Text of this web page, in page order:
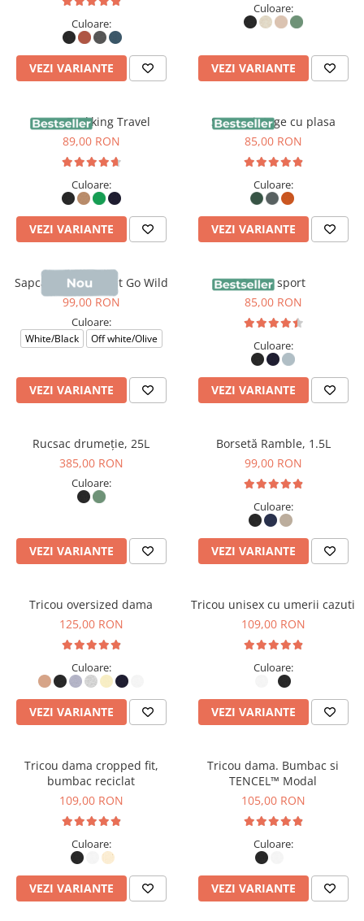
Culoare:
VEZI VARIANTE
Culoare:
VEZI VARIANTE
Sapca Trekking Travel
89,00 RON
Culoare:
VEZI VARIANTE
Sapca vintage cu plasa
85,00 RON
Culoare:
VEZI VARIANTE
Sapca Darwin, print Go Wild
99,00 RON
Culoare:
White/Black Off white/Olive
VEZI VARIANTE
Sapca sport
85,00 RON
Culoare:
VEZI VARIANTE
Rucsac drumeție, 25L
385,00 RON
Culoare:
VEZI VARIANTE
Borsetă Ramble, 1.5L
99,00 RON
Culoare:
VEZI VARIANTE
Tricou oversized dama
125,00 RON
Culoare:
VEZI VARIANTE
Tricou unisex cu umerii cazuti
109,00 RON
Culoare:
VEZI VARIANTE
Tricou dama cropped fit,
bumbac reciclat
109,00 RON
Culoare:
VEZI VARIANTE
Tricou dama. Bumbac si
TENCEL™ Modal
105,00 RON
Culoare:
VEZI VARIANTE